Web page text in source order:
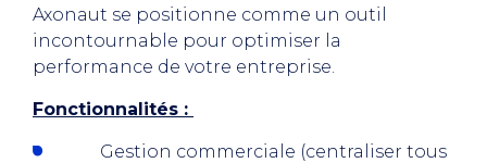
Axonaut se positionne comme un outil
incontournable pour optimiser la
performance de votre entreprise.
Fonctionnalités :
Gestion commerciale (centraliser tous